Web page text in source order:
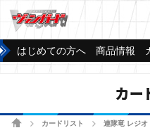
はじめての方へ 商品情報
カー
ホームカードリスト 連隊竜 レジオ